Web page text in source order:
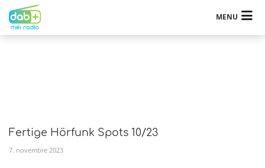
MENU
Fertige Hörfunk Spots 10/23
7. novembre 2023